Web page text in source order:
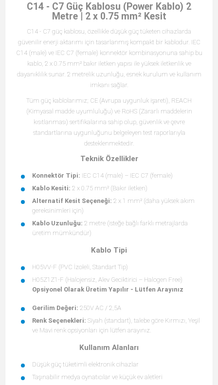
C14 - C7 Güç Kablosu (Power Kablo) 2
Metre | 2 x 0.75 mm² Kesit
C14 - C7 güç kablosu, özellikle düşük güç tüketen cihazlarda
güvenilir enerji aktarımı için tasarlanmış kompakt bir kablodur. IEC
C14 (male) ve IEC C7 (female) konnektör kombinasyonuna sahip bu
kablo, 2 x 0.75 mm² bakır iletken yapısı ile yüksek iletkenlik ve
dayanıklılık sunar. 2 metrelik uzunluğu, esnek kurulum ve kullanım
imkanı sağlar.
Tüm güç kablolarımız; CE (Avrupa uygunluk işareti), REACH
(Kimyasal madde uyumluluğu) ve RoHS (Zararlı maddelerin
kısıtlanması) sertifikalarına sahip olup, güvenlik ve çevre
standartlarına uygunluğunu belgeleyen test raporlarıyla
desteklenmektedir.
Teknik Özellikler
Konnektör Tipi: IEC C14 (male) – IEC C7 (female)
Kablo Kesiti: 2 x 0.75 mm² (Bakır iletken)
Alternatif Kesit Seçeneği: 2 x 1 mm² (daha yüksek akım
gereksinimleri için)
Kablo Uzunluğu: 2 metre (isteğe bağlı farklı metrajlarda
üretim mümkündür)
Kablo Tipi
H05VV-F (PVC İzoleli, Standart Tip)
H05Z1Z1-F (Halojensiz, Alev Geciktirici – Halogen Free)
Opsiyonel Olarak Üretim Yapılır - Lütfen Arayınız
Gerilim Değeri: 250V AC / 2,5A
Renk Seçenekleri: Siyah (standart), talebe göre Kırmızı, Yeşil
ve Mavi renk opsiyonları için lütfen arayınız.
Kullanım Alanları
Düşük güç tüketimli elektronik cihazlar
Taşınabilir medya oynatıcılar ve küçük ev aletleri